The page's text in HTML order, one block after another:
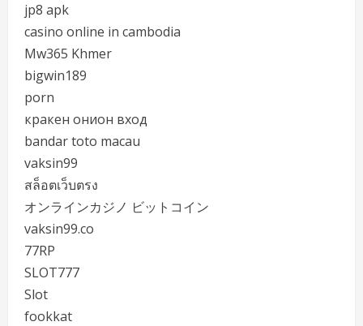
jp8 apk
casino online in cambodia
Mw365 Khmer
bigwin189
porn
кракен онион вход
bandar toto macau
vaksin99
สล็อตเว็บตรง
オンラインカジノ ビットコイン
vaksin99.co
77RP
SLOT777
Slot
fookkat